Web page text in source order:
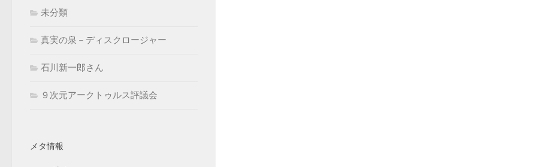
未分類
真実の泉－ディスクロージャー
石川新一郎さん
９次元アークトゥルス評議会
メタ情報